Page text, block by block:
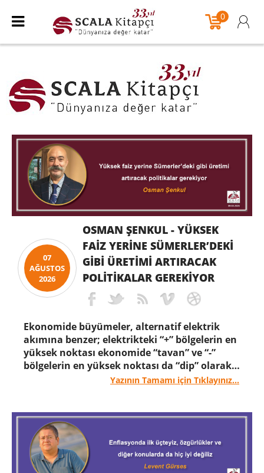
0
07
AĞUSTOS
2026
OSMAN ŞENKUL - YÜKSEK
FAIZ YERINE SÜMERLER’DEKI
GIBI ÜRETIMI ARTIRACAK
POLITIKALAR GEREKIYOR
Ekonomide büyümeler, alternatif elektrik
akımına benzer; elektrikteki “+” bölgelerin en
yüksek noktası ekonomide “tavan” ve “-”
bölgelerin en yüksek noktası da “dip” olarak
tanımlanıyor. Bununla birlikte, saptanabilen
durgun olduğu dönemler, günümüzden
ancak birkaç yüzyıl gerisine kadar sağlıklı bir
şekilde ölçülebiliyor, daha önceki dönemler
ise tahmini bilgilerle ortaya konulabiliyor.
Yazının Tamamı için Tıklayınız...